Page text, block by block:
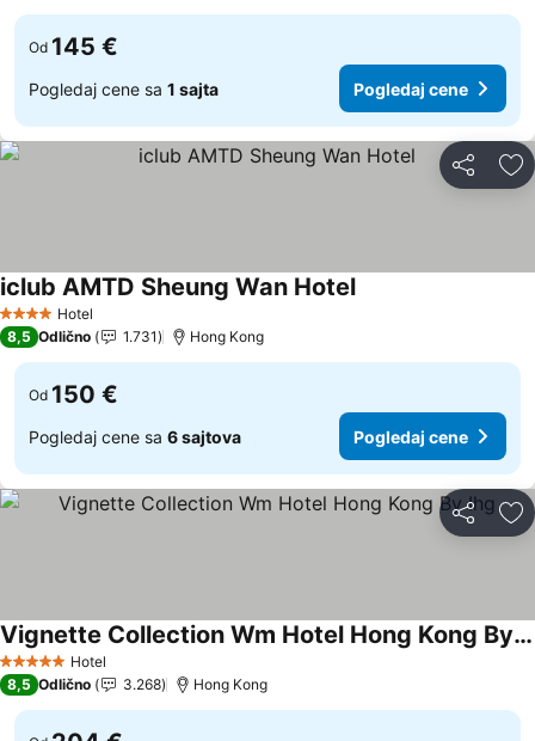
Od 145 €
Pogledaj cene sa 1 sajta Pogledaj cene
Deli
4 ZvezdiceHotel
iclub AMTD Sheung Wan HotelPogledaj cene
8,5 Odlično 1.731 Hong Kong
Od 150 €
Pogledaj cene sa 6 sajtova Pogledaj cene
Deli
5 ZvezdiceHotel
Vignette Collection Wm Hotel Hong Kong By Ihg
Pogledaj cene
8,5 Odlično 3.268 Hong Kong